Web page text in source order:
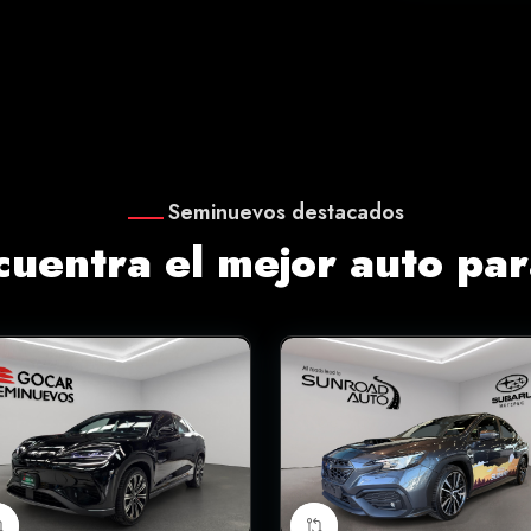
Seminuevos destacados
el mejor auto